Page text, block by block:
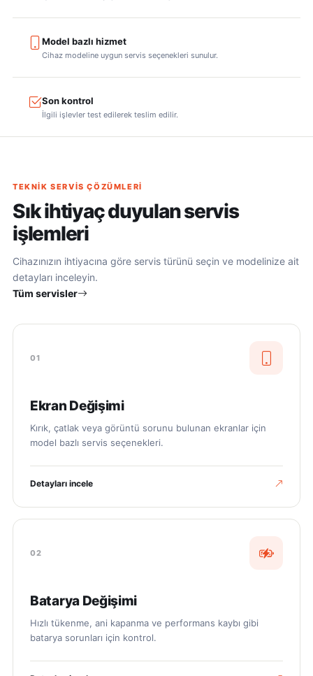
Model bazlı hizmet
Cihaz modeline uygun servis seçenekleri sunulur.
Son kontrol
İlgili işlevler test edilerek teslim edilir.
TEKNIK SERVIS ÇÖZÜMLERI
Sık ihtiyaç duyulan servis
işlemleri
Cihazınızın ihtiyacına göre servis türünü seçin ve modelinize ait
detayları inceleyin.
Tüm servisler
01
Ekran Değişimi
Kırık, çatlak veya görüntü sorunu bulunan ekranlar için
model bazlı servis seçenekleri.
Detayları incele
02
Batarya Değişimi
Hızlı tükenme, ani kapanma ve performans kaybı gibi
batarya sorunları için kontrol.